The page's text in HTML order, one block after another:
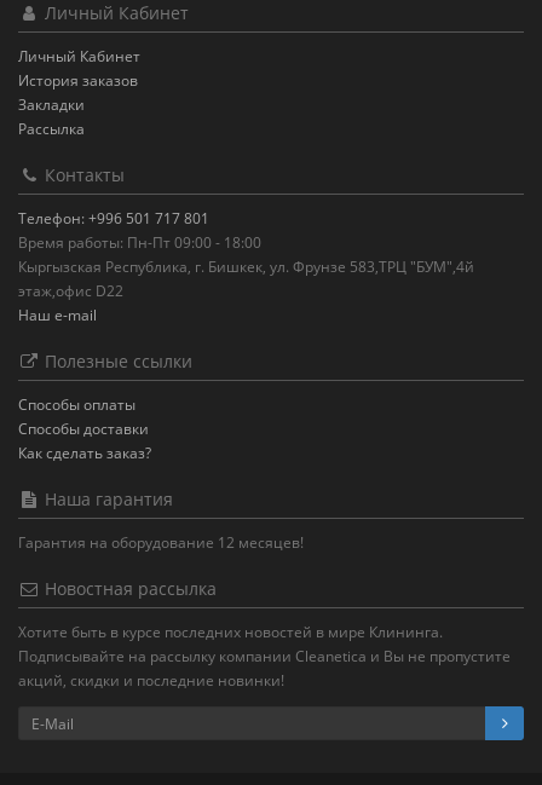
Личный Кабинет
Личный Кабинет
История заказов
Закладки
Рассылка
Контакты
Телефон: +996 501 717 801
Время работы: Пн-Пт 09:00 - 18:00
Кыргызская Республика, г. Бишкек, ул. Фрунзе 583,ТРЦ "БУМ",4й
этаж,офис D22
Наш e-mail
Полезные ссылки
Способы оплаты
Способы доставки
Как сделать заказ?
Наша гарантия
Гарантия на оборудование 12 месяцев!
Новостная рассылка
Хотите быть в курсе последних новостей в мире Клининга.
Подписывайте на рассылку компании Cleanetica и Вы не пропустите
акций, скидки и последние новинки!